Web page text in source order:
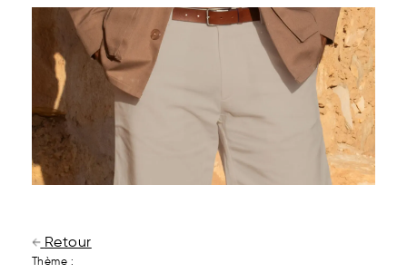
Retour
Thème :